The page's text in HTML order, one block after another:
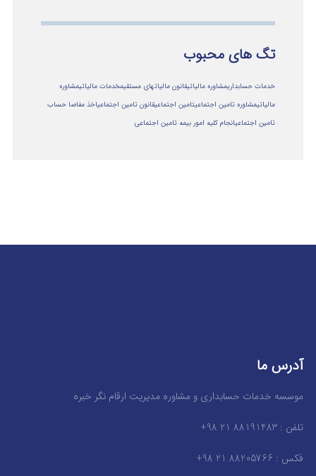
تگ های محبوب
خدمات حسابداریمشاوره مالیاتیقانون مالیاتهای مستقیمخدمات مالیاتیمشاوره
مالياتيمشاوره تامین اجتماعیتامین اجتماعیقانون تامین اجتماعیاخذ مفاصا حساب
تامین اجتماعیانجام کلیه امور بیمه تامین اجتماعی
آدرس ما
موسسه خدمات حسابداری و مشاوره مدیریت ارقام نگر خبره
تلفن : 88191483 21 98+
فکس : 88205766 21 98+